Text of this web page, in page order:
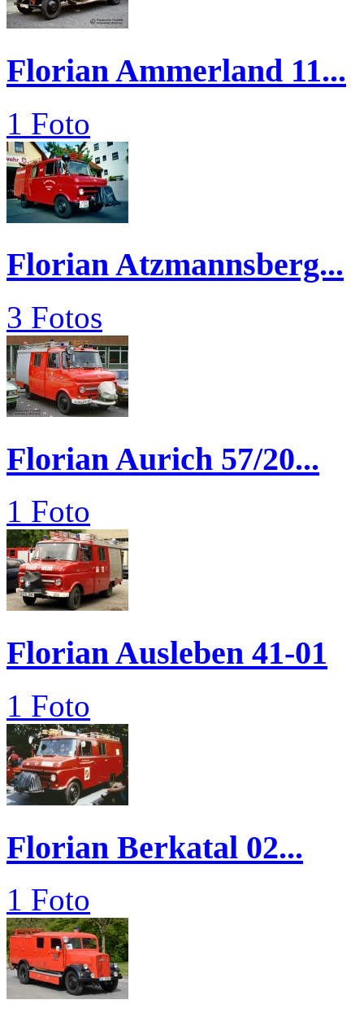
Florian Ammerland 11...
1 Foto
Florian Atzmannsberg...
3 Fotos
Florian Aurich 57/20...
1 Foto
Florian Ausleben 41-01
1 Foto
Florian Berkatal 02...
1 Foto